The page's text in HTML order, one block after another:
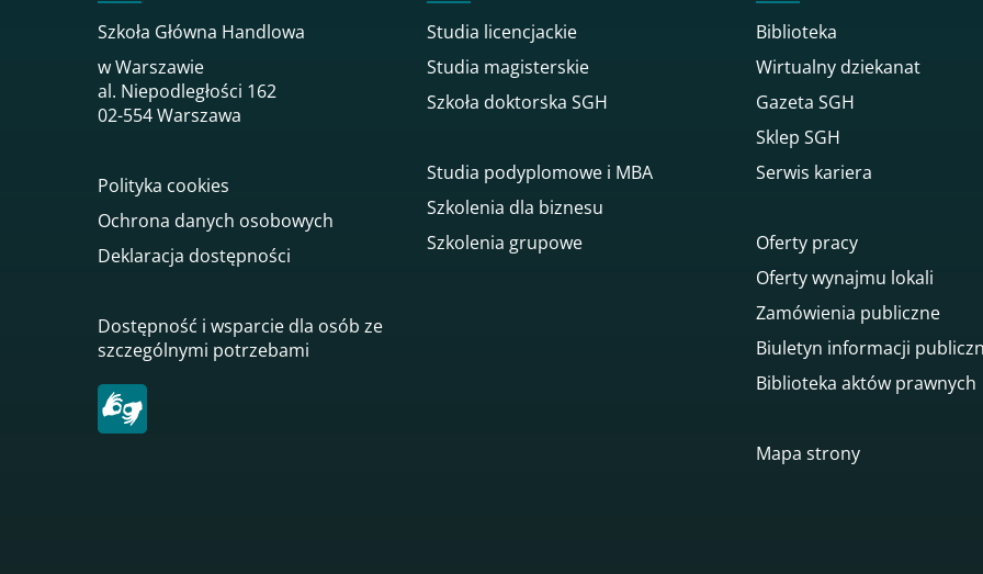
Szkoła Główna Handlowa
w Warszawie
al. Niepodległości 162
02-554 Warszawa
Polityka cookies
Ochrona danych osobowych
Deklaracja dostępności
Dostępność i wsparcie dla osób ze
szczególnymi potrzebami
Studia licencjackie
Studia magisterskie
Szkoła doktorska SGH
Studia podyplomowe i MBA
Szkolenia dla biznesu
Szkolenia grupowe
Biblioteka
Wirtualny dziekanat
Gazeta SGH
Sklep SGH
Serwis kariera
Oferty pracy
Oferty wynajmu lokali
Zamówienia publiczne
Biuletyn informacji
Biblioteka aktów prawnych
Mapa strony